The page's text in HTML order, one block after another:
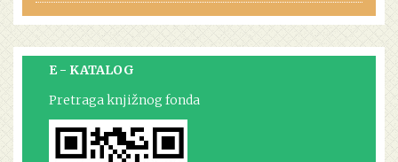
E - KATALOG
Pretraga knjižnog fonda